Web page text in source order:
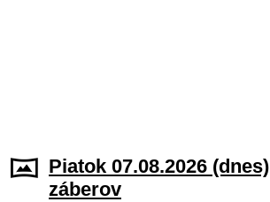
Piatok 07.08.2026 (dnes)
záberov